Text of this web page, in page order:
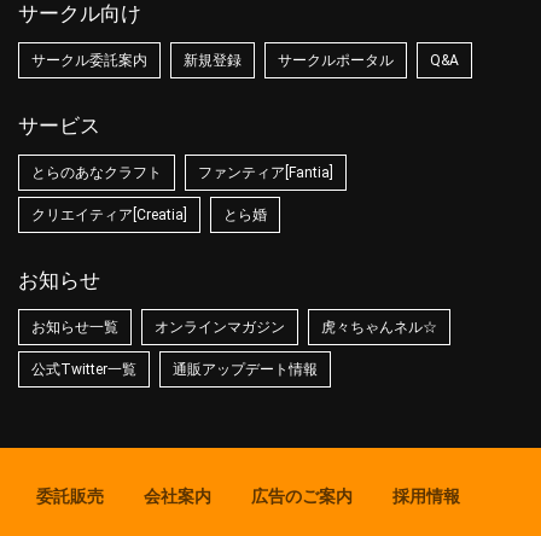
サークル向け
サークル委託案内 新規登録 サークルポータル Q&A
サービス
とらのあなクラフト ファンティア[Fantia]
クリエイティア[Creatia] とら婚
お知らせ
お知らせ一覧 オンラインマガジン 虎々ちゃんネル☆
公式Twitter一覧 通販アップデート情報
委託販売 会社案内 広告のご案内 採用情報